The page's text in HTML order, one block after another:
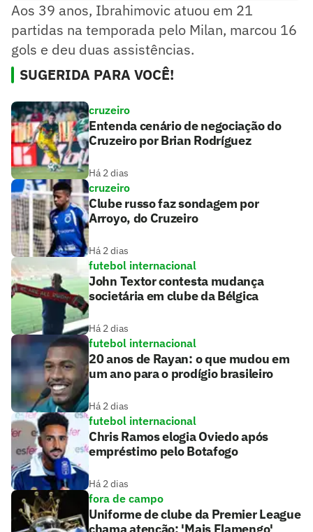
Aos 39 anos, Ibrahimovic atuou em 21
partidas na temporada pelo Milan, marcou 16
gols e deu duas assistências.
SUGERIDA PARA VOCÊ!
cruzeiro
Entenda cenário de negociação do
Cruzeiro por Brian Rodríguez
Há 2 dias
cruzeiro
Clube russo faz sondagem por
Arroyo, do Cruzeiro
Há 2 dias
futebol internacional
John Textor contesta mudança
societária em clube da Bélgica
Há 2 dias
futebol internacional
20 anos de Rayan: o que mudou em
um ano para o prodígio brasileiro
Há 2 dias
futebol internacional
Chris Ramos elogia Oviedo após
empréstimo pelo Botafogo
Há 2 dias
fora de campo
Uniforme de clube da Premier League